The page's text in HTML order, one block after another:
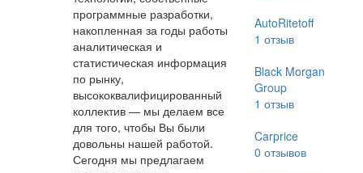
программные разработки,
накопленная за годы работы
аналитическая и
статистическая информация
по рынку,
высококвалифицированный
коллектив — мы делаем все
для того, чтобы Вы были
довольны нашей работой.
Сегодня мы предлагаем
AutoRitetoff
1 отзыв
Black Morgan
Group
1 отзыв
Carprice
0 отзывов